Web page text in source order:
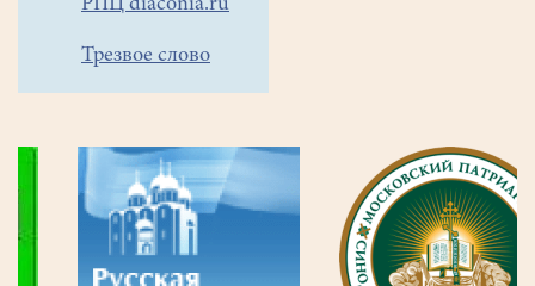
РПЦ diaconia.ru
Трезвое слово